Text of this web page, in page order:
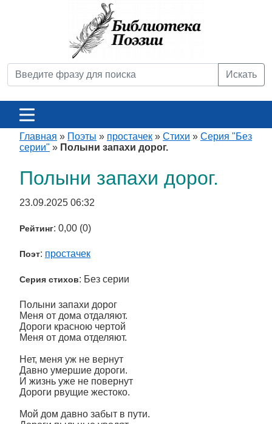
Искать
Главная » Поэты » простачек » Стихи » Серия "Без
серии" » Полыни запахи дорог.
Полыни запахи дорог.
23.09.2025 06:32
Рейтинг: 0,00 (0)
Поэт: простачек
Серия стихов: Без серии
Полыни запахи дорог
Меня от дома отдаляют.
Дороги красною чертой
Меня от дома отделяют.
Нет, меня уж не вернут
Давно умершие дороги.
И жизнь уже не повернут
Дороги рвущие жестоко.
Мой дом давно забыт в пути.